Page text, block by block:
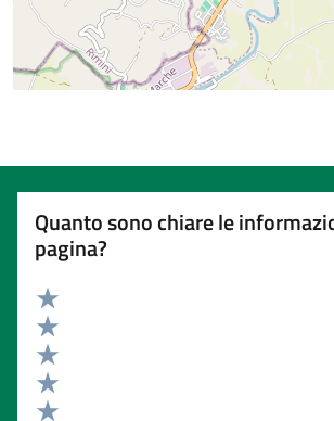
Quanto sono chiare le
pagina?
Valuta 5 stelle su 5
Valuta 4 stelle su 5
Valuta 3 stelle su 5
Valuta 2 stelle su 5